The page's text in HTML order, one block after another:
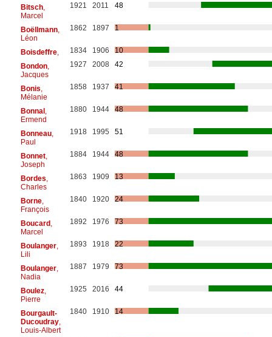
Bitsch,
Marcel
1921 2011 48
Boëllmann,
Léon
1862 1897 1
Boisdeffre, 1834 1906
10
Bondon,
Jacques
1927 2008 42
Bonis
Mélanie
1858 1937 41
Bonnal,
Ermend
1880 1944 48
Bonneau,
Paul
1918 1995 51
Bonnet,
Joseph
1884 1944 48
Bordes
Charles
1863 1909 13
Borne,
François
1840 1920 24
Boucard,
Marcel
1892 1976 73
Boulanger,
Lili
1893 1918 22
Boulanger,
Nadia
1887 1979 73
Boulez,
Pierre
1925 2016 44
Bourgault-
Ducoudray,
Louis-Albert
1840 1910 14